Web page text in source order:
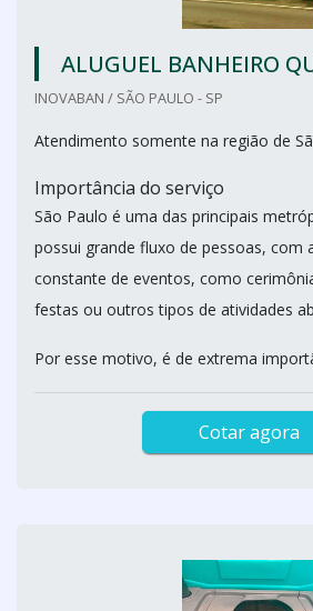
ALUGUEL BANHEIRO
INOVABAN / SÃO PAULO - SP
Atendimento somente na região de
Importância do serviço
São Paulo é uma das principais
possui grande fluxo de pessoas, com
constante de eventos, como
festas ou outros tipos de atividades
Por esse motivo, é de extrema
Cotar agora